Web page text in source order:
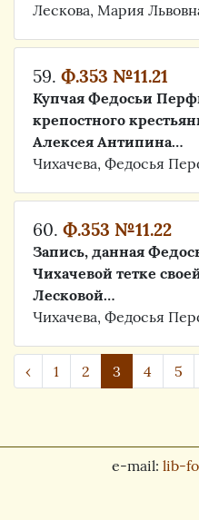
Лескова, Мария
59. Ф.353 №11.21
Купчая Федосьи
крепостного
Алексея Антипина…
Чихачева, Федосья
60. Ф.353 №11.22
Запись, данная
Чихачевой тетке
Лесковой…
Чихачева, Федосья
‹ 1 2 3 4 5
e-mail: lib-